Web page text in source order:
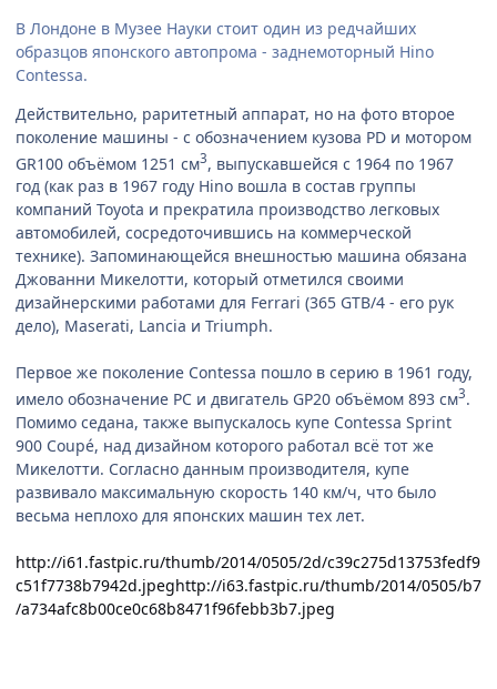
В Лондоне в Музее Науки стоит один из редчайших
образцов японского автопрома - заднемоторный Hino
Contessa.
Действительно, раритетный аппарат, но на фото второе
поколение машины - с обозначением кузова PD и мотором
GR100 объёмом 1251 см3, выпускавшейся с 1964 по 1967
год (как раз в 1967 году Hino вошла в состав группы
компаний Toyota и прекратила производство легковых
автомобилей, сосредоточившись на коммерческой
технике). Запоминающейся внешностью машина обязана
Джованни Микелотти, который отметился своими
дизайнерскими работами для Ferrari (365 GTB/4 - его рук
дело), Maserati, Lancia и Triumph.
Первое же поколение Contessa пошло в серию в 1961 году,
имело обозначение PC и двигатель GP20 объёмом 893 см3.
Помимо седана, также выпускалось купе Contessa Sprint
900 Coupé, над дизайном которого работал всё тот же
Микелотти. Согласно данным производителя, купе
развивало максимальную скорость 140 км/ч, что было
весьма неплохо для японских машин тех лет.
http://i61.fastpic.ru/thumb/2014/0505/2d/c39c275d13753fedf9
c51f7738b7942d.jpeghttp://i63.fastpic.ru/thumb/2014/0505/b7
/a734afc8b00ce0c68b8471f96febb3b7.jpeg